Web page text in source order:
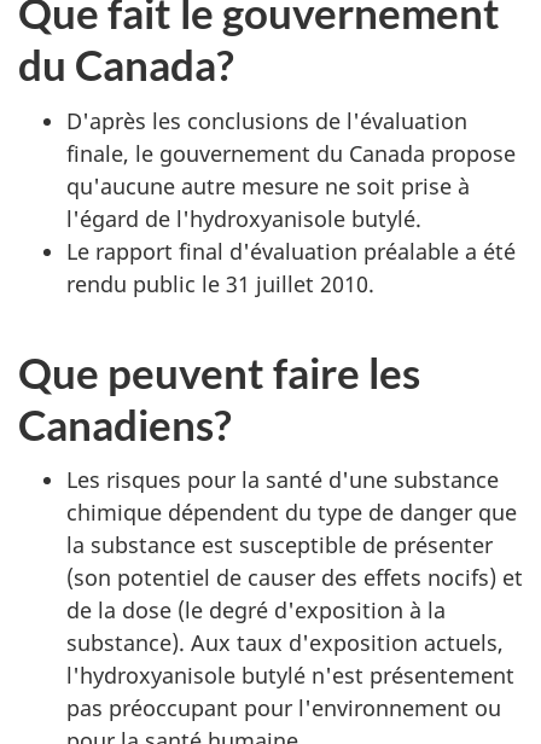
Que fait le gouvernement
du Canada?
D'après les conclusions de l'évaluation
finale, le gouvernement du Canada propose
qu'aucune autre mesure ne soit prise à
l'égard de l'hydroxyanisole butylé.
Le rapport final d'évaluation préalable a été
rendu public le 31 juillet 2010.
Que peuvent faire les
Canadiens?
Les risques pour la santé d'une substance
chimique dépendent du type de danger que
la substance est susceptible de présenter
(son potentiel de causer des effets nocifs) et
de la dose (le degré d'exposition à la
substance). Aux taux d'exposition actuels,
l'hydroxyanisole butylé n'est présentement
pas préoccupant pour l'environnement ou